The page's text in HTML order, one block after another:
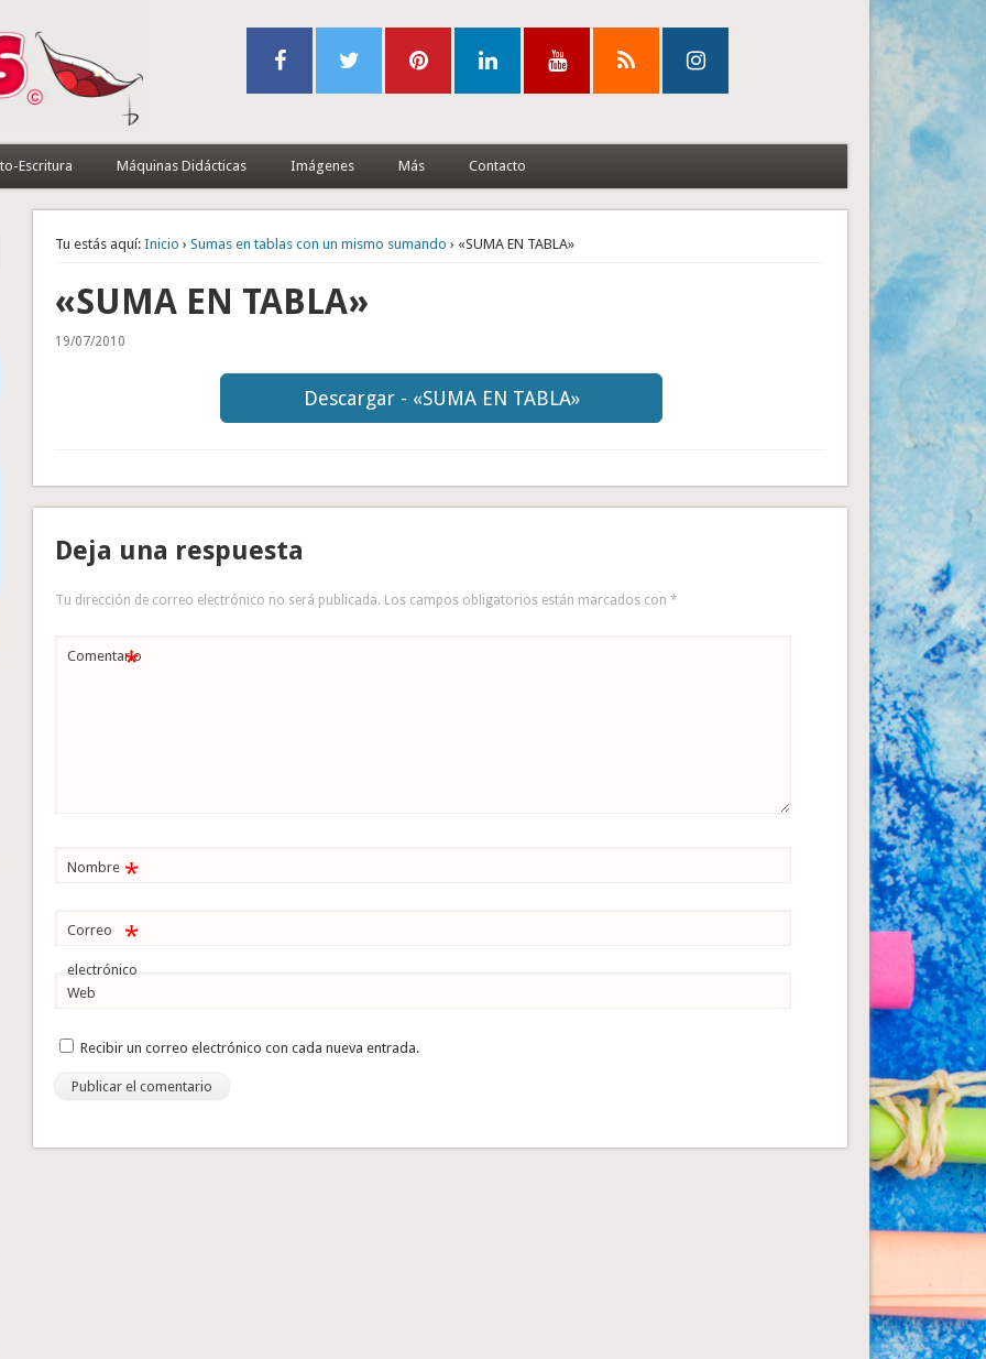
Escritura Máquinas Didácticas Imágenes Más Contacto
Tu estás aquí: Inicio ›Sumas en tablas con un mismo sumando › «SUMA EN TABLA»
«SUMA EN TABLA»
19/07/2010
Descargar - «SUMA EN TABLA»
Deja una respuesta
Tu dirección de correo electrónico no será publicada. Los campos obligatorios están marcados con*
Comentario
*
Nombre *
Correo
electrónico
*
Web
Recibir un correo electrónico con cada nueva entrada.